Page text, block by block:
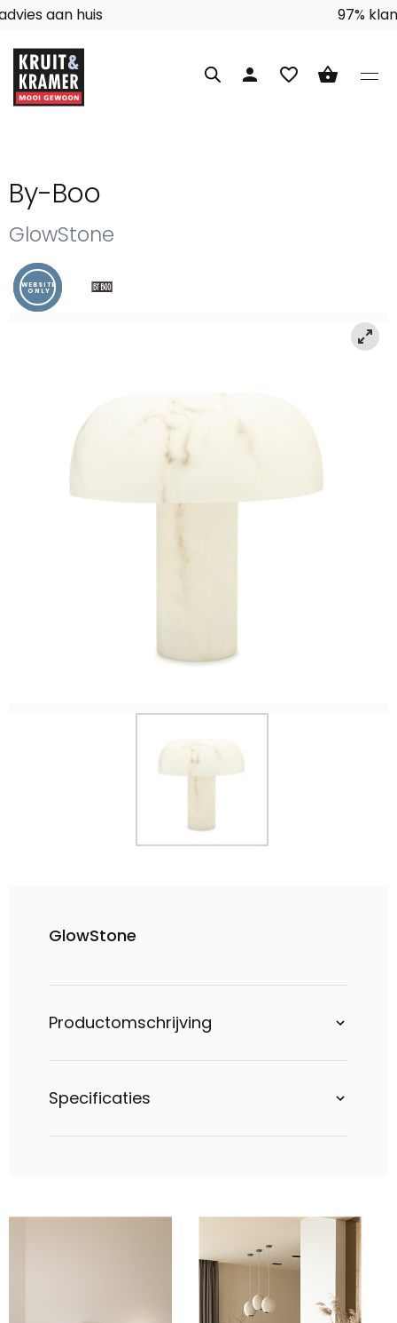
person favorite_border shopping_basket
By-Boo
GlowStone
WEBSITE
ONLY
GlowStone
Productomschrijving
Specificaties